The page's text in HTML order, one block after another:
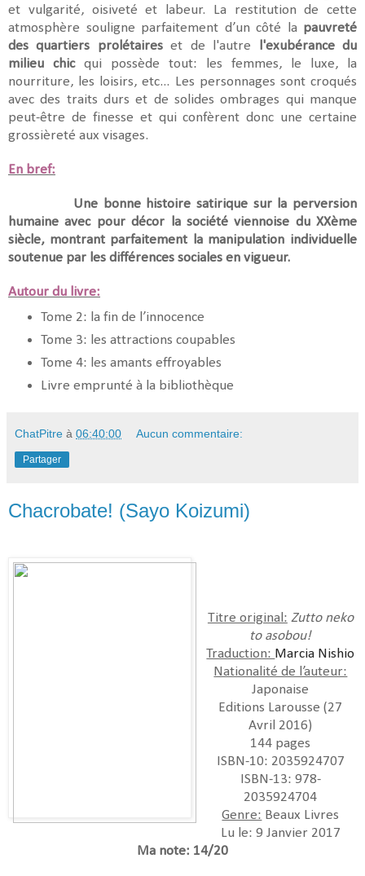
et vulgarité, oisiveté et labeur. La restitution de cette
atmosphère souligne parfaitement d’un côté la pauvreté
des quartiers prolétaireset de l'autre
l'exubérance du
milieu chicqui possède tout: les femmes, le luxe, la
nourriture, les loisirs, etc... Les personnages sont croqués
avec des traits durs et de solides ombrages qui manque
peut-être de finesse et qui confèrent donc une certaine
grossièreté aux visages.
En bref:
Une bonne histoire satirique sur la perversion
humaine avec pour décor la société viennoise du XXème
siècle, montrant parfaitement la manipulation individuelle
soutenue par les différences sociales en vigueur.
Autour du livre:
Tome 2: la fin de l’innocence
Tome 3: les attractions coupables
Tome 4: les amants effroyables
Livre emprunté à la bibliothèque
ChatPitre à 06:40:00 Aucun commentaire:
Partager
Chacrobate! (Sayo Koizumi)
Titre original: Zutto neko
to asobou!
Traduction: Marcia Nishio
Nationalité de l’auteur:
Japonaise
Editions Larousse (27
Avril 2016)
144 pages
ISBN-10: 2035924707
ISBN-13: 978-
2035924704
Genre: Beaux Livres
Lu le: 9 Janvier 2017
Ma note: 14/20